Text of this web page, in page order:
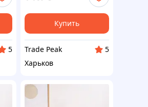
5
Купить
Trade Peak
5
Харьков